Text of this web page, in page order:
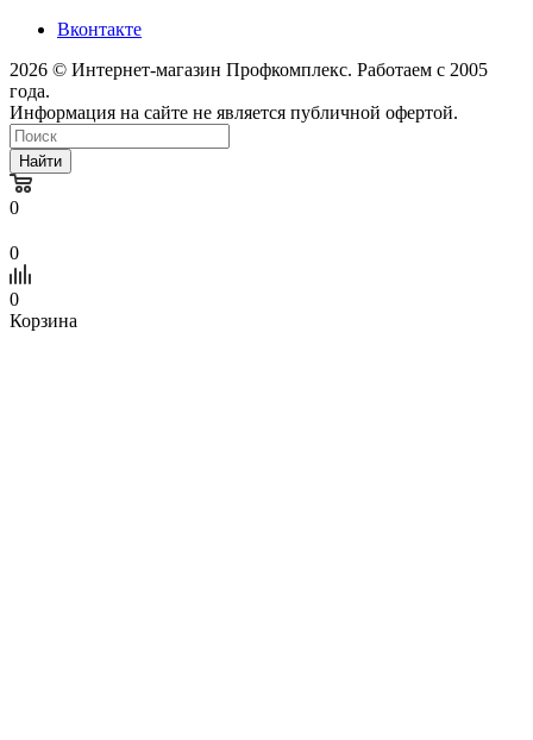
Вконтакте
2026 © Интернет-магазин Профкомплекс. Работаем с 2005
года.
Информация на сайте не является публичной офертой.
Найти
0
0
0
Корзина